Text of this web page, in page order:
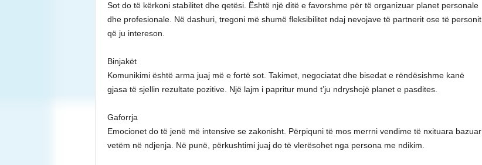
Sot do të kërkoni stabilitet dhe qetësi. Është një ditë e favorshme për të organizuar planet personale
dhe profesionale. Në dashuri, tregoni më shumë fleksibilitet ndaj nevojave të partnerit ose të personit
që ju intereson.
Binjakët
Komunikimi është arma juaj më e fortë sot. Takimet, negociatat dhe bisedat e rëndësishme kanë
gjasa të sjellin rezultate pozitive. Një lajm i papritur mund t’ju ndryshojë planet e pasdites.
Gaforrja
Emocionet do të jenë më intensive se zakonisht. Përpiquni të mos merrni vendime të nxituara bazuar
vetëm në ndjenja. Në punë, përkushtimi juaj do të vlerësohet nga persona me ndikim.